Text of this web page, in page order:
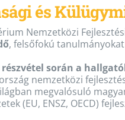
és
Nemzetközi
, felsőfokú
során a
nemzetközi
megvalósuló
(EU, ENSZ, OECD)